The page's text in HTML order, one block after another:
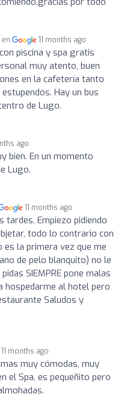
en 11 months ago
piscina y spa gratis
muy atento, buen
en la cafetería tanto
Hay un bus
de Lugo.
ago
bien. En un momento
Lugo.
11 months ago
tardes, Empiezo pidiendo
todo lo contrario con
la primera vez que me
de pelo blanquito) no le
SIEMPRE pone malas
hospedarme al hotel pero
Saludos y
11 months ago
muy cómodas, muy
el Spa, es pequeñito pero